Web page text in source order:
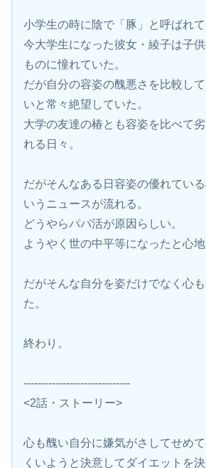
小学生の時に陰で「豚」と呼ばれて
今大学生になった彼女・綾子は子
ものに憧れていた。
だが自分の容姿の醜悪さを比較し
いと常々絶望していた。
大学の友達の椿とも容姿を比べて
れる日々。
だがそんなある日容姿の優れてい
いうニュースが流れる。
どうやらパパ活が原因らしい。
ようやく世の中平等になったと心地
だがそんな自分を姿だけでなく心
た。
終わり。
------------------------------
<2話・ストーリー>
心も醜い自分に嫌気がさしてせめ
くいようと決意してダイエットを決